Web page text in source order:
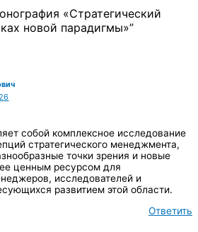
«Стратегический
новой парадигмы»”
собой комплексное исследование
стратегического менеджмента,
точки зрения и новые
ценным ресурсом для
исследователей и
развитием этой области.
Ответить